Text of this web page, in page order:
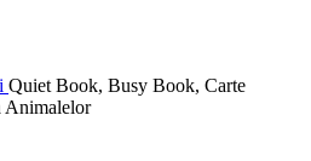
Quiet Book, Busy Book, Carte
Animalelor